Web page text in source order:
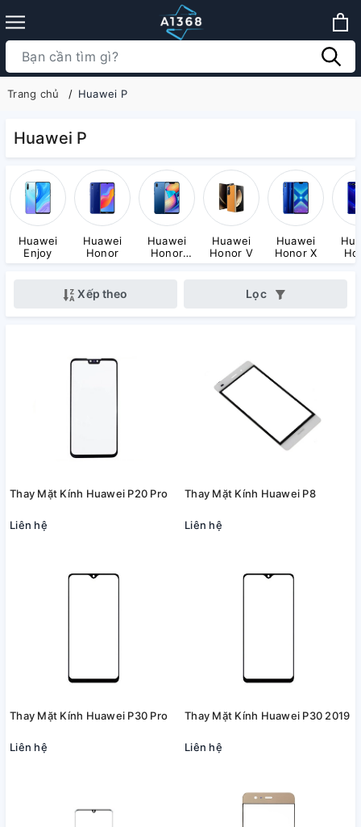
Trang chủ Huawei P
Huawei P
Huawei
Enjoy
Huawei
Honor
Huawei
Honor
Play
Huawei
Honor V
Huawei
Honor X
Xếp theo Lọc
Thay Mặt Kính Huawei P20 Pro
Liên hệ
Thay Mặt Kính Huawei P8
Liên hệ
Thay Mặt Kính Huawei P30 Pro
Liên hệ
Thay Mặt Kính Huawei P30 2019
Liên hệ